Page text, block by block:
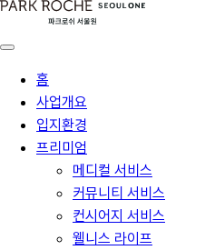
홈
사업개요
입지환경
프리미엄
메디컬 서비스
커뮤니티 서비스
컨시어지 서비스
웰니스 라이프